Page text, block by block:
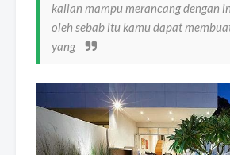
kalian mampu merancang dengan
oleh sebab itu kamu dapat
yang